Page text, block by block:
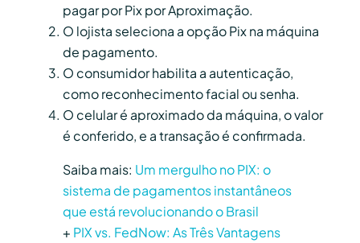
pagar por Pix por Aproximação.
O lojista seleciona a opção Pix na máquina
de pagamento.
O consumidor habilita a autenticação,
como reconhecimento facial ou senha.
O celular é aproximado da máquina, o valor
é conferido, e a transação é confirmada.
Saiba mais: Um mergulho no PIX: o
sistema de pagamentos instantâneos
que está revolucionando o Brasil
+ PIX vs. FedNow: As Três Vantagens